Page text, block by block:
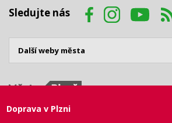
Sledujte nás
© 2026 Statutární město Plzeň
Doprava v Plzni